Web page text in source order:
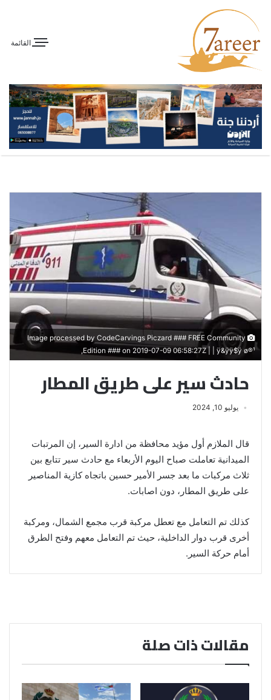
القائمة
Image processed by CodeCarvings Piczard ### FREE Community
Edition ### on 2019-07-09 06:58:27Z | | ÿ&ÿÿ$ÿ ø®¹,
حادث سير على طريق المطار
يوليو 10, 2024
قال الملازم أول مؤيد محافظة من ادارة السير، إن المرتبات
الميدانية تعاملت صباح اليوم الأربعاء مع حادث سير تتابع بين
ثلاث مركبات ما بعد جسر الأمير حسين باتجاه كازية المناصير
على طريق المطار، دون اصابات.
كذلك تم التعامل مع تعطل مركبة قرب مجمع الشمال، ومركبة
أخرى قرب دوار الداخلية، حيث تم التعامل معهم وفتح الطرق
أمام حركة السير.
مقالات ذات صلة